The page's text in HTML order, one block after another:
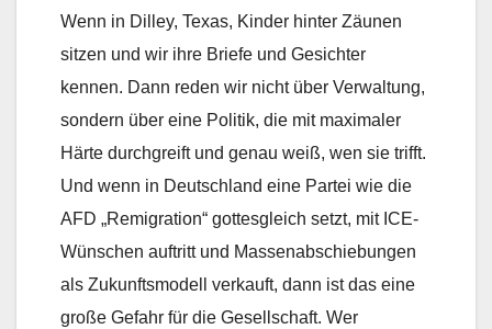
Wenn in Dilley, Texas, Kinder hinter Zäunen
sitzen und wir ihre Briefe und Gesichter
kennen. Dann reden wir nicht über Verwaltung,
sondern über eine Politik, die mit maximaler
Härte durchgreift und genau weiß, wen sie trifft.
Und wenn in Deutschland eine Partei wie die
AFD „Remigration“ gottesgleich setzt, mit ICE-
Wünschen auftritt und Massenabschiebungen
als Zukunftsmodell verkauft, dann ist das eine
große Gefahr für die Gesellschaft. Wer